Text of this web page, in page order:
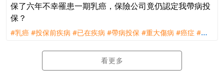
保了六年不幸罹患一期乳癌，保險公司竟仍認定我帶病投
保？
#乳癌 #投保前疾病 #已在疾病 #帶病投保 #重大傷病 #癌症 #理
看更多